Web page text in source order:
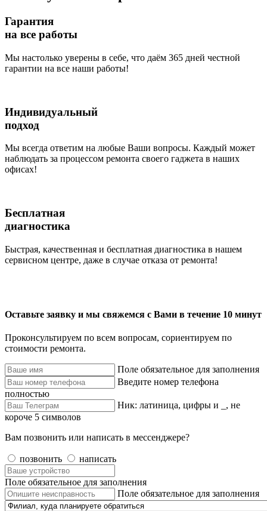
Гарантия
на все работы
Мы настолько уверены в себе, что даём 365 дней честной
гарантии на все наши работы!
Индивидуальный
подход
Мы всегда ответим на любые Ваши вопросы. Каждый может
наблюдать за процессом ремонта своего гаджета в наших
офисах!
Бесплатная
диагностика
Быстрая, качественная и бесплатная диагностика в нашем
сервисном центре, даже в случае отказа от ремонта!
Оставьте заявку и мы свяжемся с Вами в течение 10 минут
Проконсультируем по всем вопросам, сориентируем по
стоимости ремонта.
Поле обязательное для заполнения
Введите номер телефона
полностью
Ник: латиница, цифры и _, не
короче 5 символов
Вам позвонить или написать в мессенджере?
позвонить написать
Поле обязательное для заполнения
Поле обязательное для заполнения